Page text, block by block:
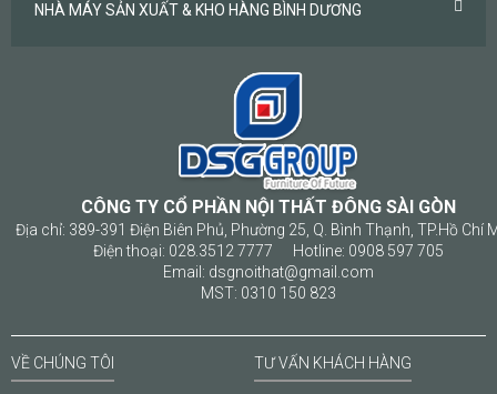
NHÀ MÁY SẢN XUẤT & KHO HÀNG BÌNH DƯƠNG
CÔNG TY CỔ PHẦN NỘI THẤT ĐÔNG SÀI GÒN
Địa chỉ: 389-391 Điện Biên Phủ, Phường 25, Q. Bình Thạnh, TP.Hồ Chí
Điện thoại: 028.3512 7777 Hotline: 0908 597 705
Email: dsgnoithat@gmail.com
MST: 0310 150 823
VỀ CHÚNG TÔI TƯ VẤN KHÁCH HÀNG